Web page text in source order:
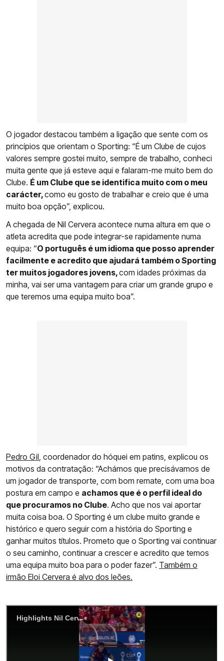
O jogador destacou também a ligação que sente com os
princípios que orientam o Sporting: “É um Clube de cujos
valores sempre gostei muito, sempre de trabalho, conheci
muita gente que já esteve aqui e falaram-me muito bem do
Clube. É um Clube que se identifica muito com o meu
carácter,como eu gosto de trabalhar e creio que é uma
muito boa opção”, explicou.
A chegada de Nil Cervera acontece numa altura em que o
atleta acredita que pode integrar-se rapidamente numa
equipa: “O português é um idioma que posso aprender
facilmente e acredito que ajudará também o Sporting
ter muitos jogadores jovens,com idades próximas da
minha, vai ser uma vantagem para criar um grande grupo e
que teremos uma equipa muito boa”.
Pedro Gil , coordenador do hóquei em patins, explicou os
motivos da contratação: “Achámos que precisávamos de
um jogador de transporte, com bom remate, com uma boa
postura em campo e achamos que é o perfil ideal do
que procuramos no Clube. Acho que nos vai aportar
muita coisa boa. O Sporting é um clube muito grande e
histórico e quero seguir com a história do Sporting e
ganhar muitos títulos. Prometo que o Sporting vai continuar
o seu caminho, continuar a crescer e acredito que temos
uma equipa muito boa para o poder fazer”. Também o
irmão Eloi Cervera é alvo dos leões.